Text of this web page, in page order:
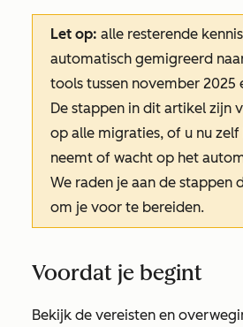
Let op: alle resterende
automatisch gemigreerd
tools tussen november 2025
De stappen in dit artikel zijn
op alle migraties, of u nu
neemt of wacht op het
We raden je aan de stappen
om je voor te bereiden.
Voordat je begint
Bekijk de vereisten en